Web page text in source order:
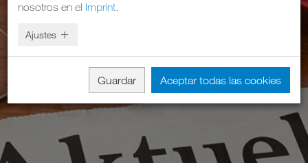
nosotros en el Imprint.
Ajustes
Guardar Aceptar todas las cookies